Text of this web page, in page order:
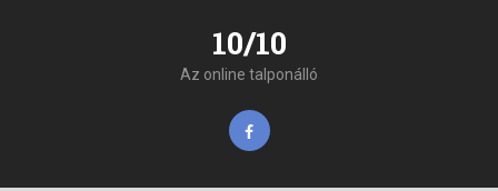
10/10
Az online talponálló